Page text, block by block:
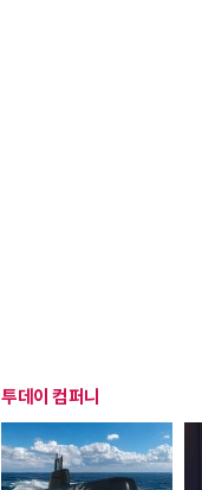
투데이 컴퍼니